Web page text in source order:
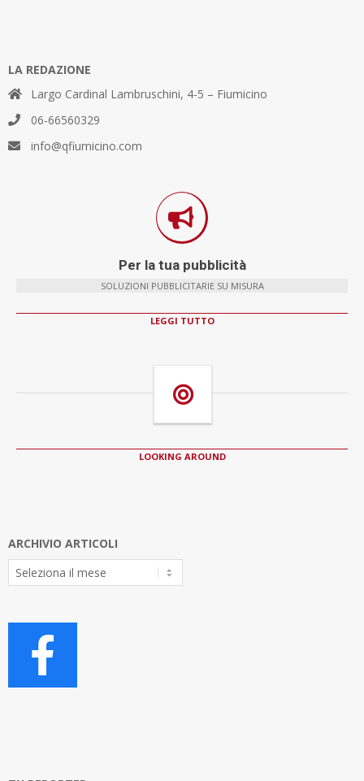
LA REDAZIONE
Largo Cardinal Lambruschini, 4-5 – Fiumicino
06-66560329
info@qfiumicino.com
Per la tua pubblicità
SOLUZIONI PUBBLICITARIE SU MISURA
LEGGI TUTTO
LOOKING AROUND
ARCHIVIO ARTICOLI
Archivio
Articoli